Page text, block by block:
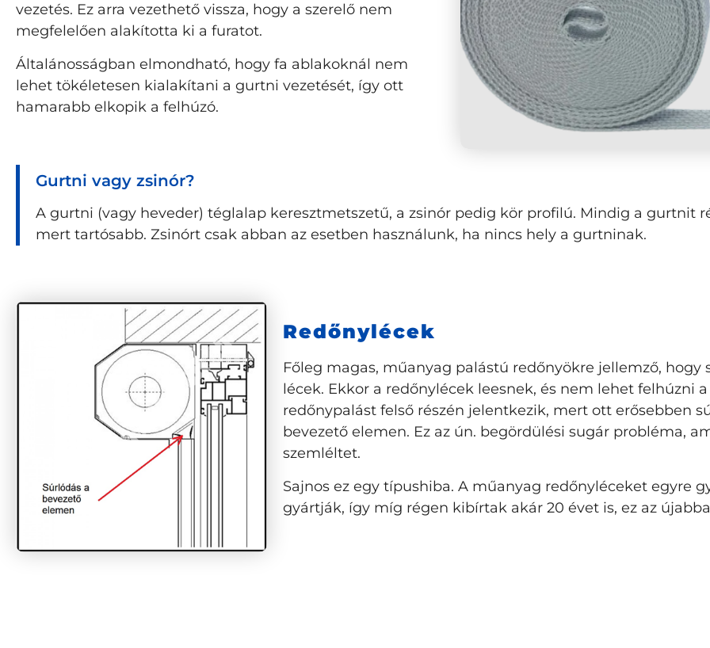
vezetés. Ez arra vezethető vissza, hogy a szerelő nem
megfelelően alakította ki a furatot.
Általánosságban elmondható, hogy fa ablakoknál nem
lehet tökéletesen kialakítani a gurtni vezetését, így ott
hamarabb elkopik a felhúzó.
Gurtni vagy zsinór?
A gurtni (vagy heveder) téglalap keresztmetszetű, a zsinór pedig kör profilú. Mindig a gurtnit
mert tartósabb. Zsinórt csak abban az esetben használunk, ha nincs hely a gurtninak.
Redőnylécek
Főleg magas, műanyag palástú redőnyökre jellemző, hogy
lécek. Ekkor a redőnylécek leesnek, és nem lehet felhúzni
redőnypalást felső részén jelentkezik, mert ott erősebben
bevezető elemen. Ez az ún. begördülési sugár probléma,
szemléltet.
Sajnos ez egy típushiba. A műanyag redőnyléceket egyre
gyártják, így míg régen kibírtak akár 20 évet is, ez az